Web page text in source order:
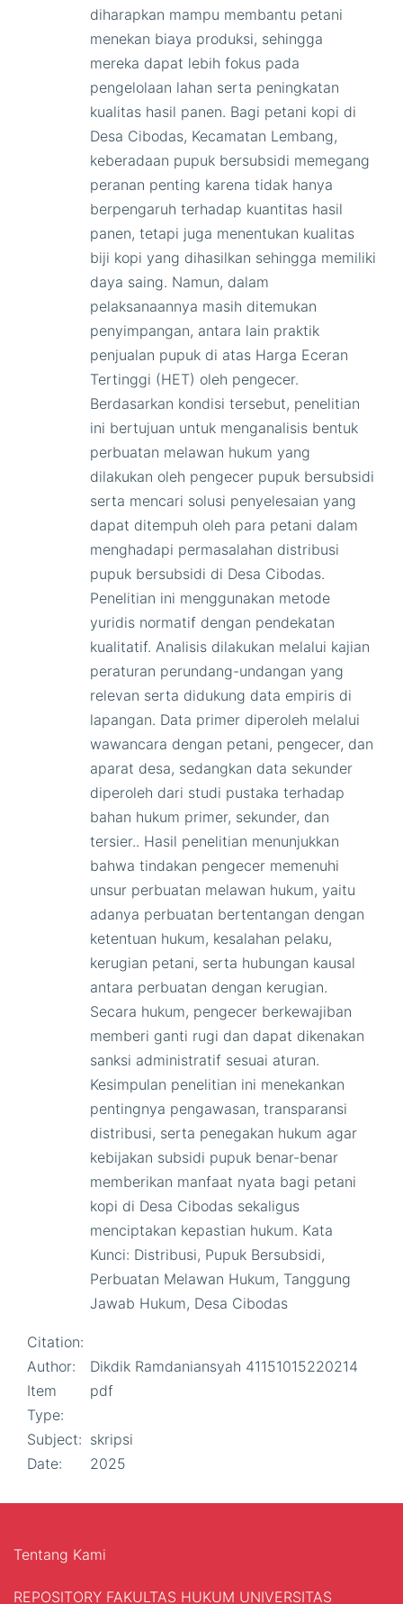
diharapkan mampu membantu petani
menekan biaya produksi, sehingga
mereka dapat lebih fokus pada
pengelolaan lahan serta peningkatan
kualitas hasil panen. Bagi petani kopi di
Desa Cibodas, Kecamatan Lembang,
keberadaan pupuk bersubsidi memegang
peranan penting karena tidak hanya
berpengaruh terhadap kuantitas hasil
panen, tetapi juga menentukan kualitas
biji kopi yang dihasilkan sehingga memiliki
daya saing. Namun, dalam
pelaksanaannya masih ditemukan
penyimpangan, antara lain praktik
penjualan pupuk di atas Harga Eceran
Tertinggi (HET) oleh pengecer.
Berdasarkan kondisi tersebut, penelitian
ini bertujuan untuk menganalisis bentuk
perbuatan melawan hukum yang
dilakukan oleh pengecer pupuk bersubsidi
serta mencari solusi penyelesaian yang
dapat ditempuh oleh para petani dalam
menghadapi permasalahan distribusi
pupuk bersubsidi di Desa Cibodas.
Penelitian ini menggunakan metode
yuridis normatif dengan pendekatan
kualitatif. Analisis dilakukan melalui kajian
peraturan perundang-undangan yang
relevan serta didukung data empiris di
lapangan. Data primer diperoleh melalui
wawancara dengan petani, pengecer, dan
aparat desa, sedangkan data sekunder
diperoleh dari studi pustaka terhadap
bahan hukum primer, sekunder, dan
tersier.. Hasil penelitian menunjukkan
bahwa tindakan pengecer memenuhi
unsur perbuatan melawan hukum, yaitu
adanya perbuatan bertentangan dengan
ketentuan hukum, kesalahan pelaku,
kerugian petani, serta hubungan kausal
antara perbuatan dengan kerugian.
Secara hukum, pengecer berkewajiban
memberi ganti rugi dan dapat dikenakan
sanksi administratif sesuai aturan.
Kesimpulan penelitian ini menekankan
pentingnya pengawasan, transparansi
distribusi, serta penegakan hukum agar
kebijakan subsidi pupuk benar-benar
memberikan manfaat nyata bagi petani
kopi di Desa Cibodas sekaligus
menciptakan kepastian hukum. Kata
Kunci: Distribusi, Pupuk Bersubsidi,
Perbuatan Melawan Hukum, Tanggung
Jawab Hukum, Desa Cibodas
Citation:
Author:
Dikdik Ramdaniansyah 41151015220214
Item
Type:
pdf
Subject: skripsi
Date:
2025
Tentang Kami
REPOSITORY FAKULTAS HUKUM UNIVERSITAS